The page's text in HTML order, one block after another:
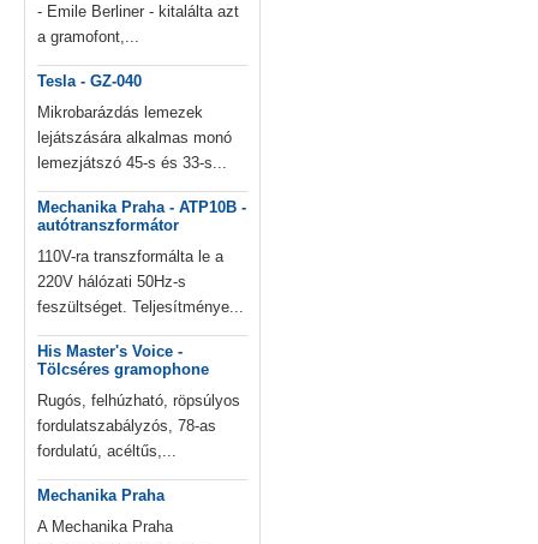
- Emile Berliner - kitalálta azt
a gramofont,...
Tesla - GZ-040
Mikrobarázdás lemezek
lejátszására alkalmas monó
lemezjátszó 45-s és 33-s...
Mechanika Praha - ATP10B -
autótranszformátor
110V-ra transzformálta le a
220V hálózati 50Hz-s
feszültséget. Teljesítménye...
His Master's Voice -
Tölcséres gramophone
Rugós, felhúzható, röpsúlyos
fordulatszabályzós, 78-as
fordulatú, acéltűs,...
Mechanika Praha
A Mechanika Praha